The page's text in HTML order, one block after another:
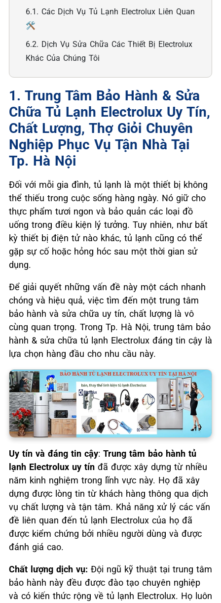
6.1. Các Dịch Vụ Tủ Lạnh Electrolux Liên Quan
🛠️
6.2. Dịch Vụ Sửa Chữa Các Thiết Bị Electrolux
Khác Của Chúng Tôi
1. Trung Tâm Bảo Hành & Sửa
Chữa Tủ Lạnh Electrolux Uy Tín,
Chất Lượng, Thợ Giỏi Chuyên
Nghiệp Phục Vụ Tận Nhà Tại
Tp. Hà Nội
Đối với mỗi gia đình, tủ lạnh là một thiết bị không
thể thiếu trong cuộc sống hàng ngày. Nó giữ cho
thực phẩm tươi ngon và bảo quản các loại đồ
uống trong điều kiện lý tưởng. Tuy nhiên, như bất
kỳ thiết bị điện tử nào khác, tủ lạnh cũng có thể
gặp sự cố hoặc hỏng hóc sau một thời gian sử
dụng.
Để giải quyết những vấn đề này một cách nhanh
chóng và hiệu quả, việc tìm đến một trung tâm
bảo hành và sửa chữa uy tín, chất lượng là vô
cùng quan trọng. Trong Tp. Hà Nội, trung tâm bảo
hành & sửa chữa tủ lạnh Electrolux đáng tin cậy là
lựa chọn hàng đầu cho nhu cầu này.
Uy tín và đáng tin cậy: Trung tâm bảo hành tủ
lạnh Electrolux uy tín đã được xây dựng từ nhiều
năm kinh nghiệm trong lĩnh vực này. Họ đã xây
dựng được lòng tin từ khách hàng thông qua dịch
vụ chất lượng và tận tâm. Khả năng xử lý các vấn
đề liên quan đến tủ lạnh Electrolux của họ đã
được kiểm chứng bởi nhiều người dùng và được
đánh giá cao.
Chất lượng dịch vụ: Đội ngũ kỹ thuật tại trung tâm
bảo hành này đều được đào tạo chuyên nghiệp
và có kiến thức rộng về tủ lạnh Electrolux. Họ luôn